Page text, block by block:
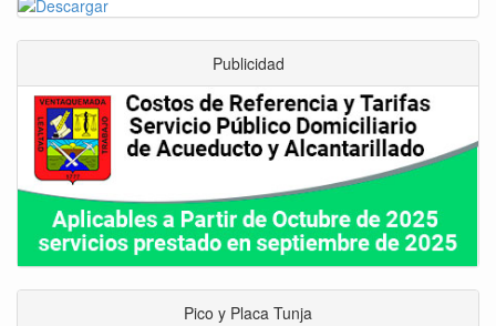
Publicidad
Pico y Placa Tunja